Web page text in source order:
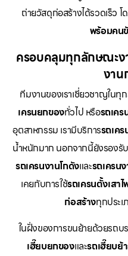
ถ่ายวัสดุก่อสร้างได้รวดเร็ว
พร้อมคน
ครอบคลุมทุกลักษณะง
งาน
ทีมงานของเราเชี่ยวชาญในทุ
เครนยกของทั่วไป หรือรถเค
อุตสาหกรรม เรามีบริการรถเค
น้ำหนักมาก นอกจากนี้ยังรองรับ
รถเครนงานโกดังและรถเครน
เคยกับการใช้รถเครนตั้งเสาไ
ก่อสร้างทุกประ
ในฝั่งของการขนย้ายด้วยรถบ
เฮี๊ยบยกของและรถเฮี๊ยบย้